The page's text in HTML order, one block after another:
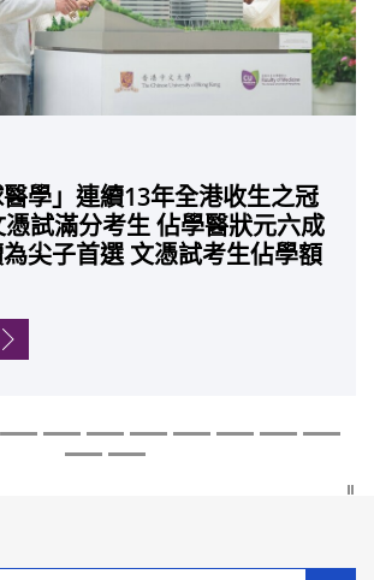
學」連續13年全港收生之冠
試滿分考生 佔學醫狀元六成
尖子首選 文憑試考生佔學額
OCT」系統助測糖尿黃斑水
介個案銳減六成 縮短患者輪
授獲頒中國工程界最高榮譽
技獎」 成為今屆醫藥衞生領
者
港中文大學鳳凰獎學金」嘉
鼓勵學醫狀元走出課堂放眼
世紀妙手仁醫
式PGT-Plus方案 精準辨識
雜基因異常「盲點」 降低人
異常妊娠風險
眼治療新靶點 小鼠實驗證實
力 有助開創嶄新神經保護療
肝癌免疫治療耐藥性機制 揭
具「除廢餵食」新功能助癌
球專家共同牽頭跨國肺癌研
ALK陽性肺癌病人七年無惡化
常而引起的肺癌有望變成
者可與病共存
娥獲頒「清野裕傑出領袖
港首名學者榮膺亞洲糖尿病教
位區域專家 探討私人醫療
全民健康覆蓋
生成首位亞洲研究員 榮獲國
獎項John K. Lattimer 講座
實驗室到臨床應用」研究突
GLP-1藥物可改善嚴重中風康